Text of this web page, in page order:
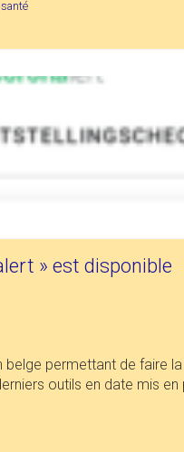
santé
» est disponible
belge permettant de faire
outils en date mis